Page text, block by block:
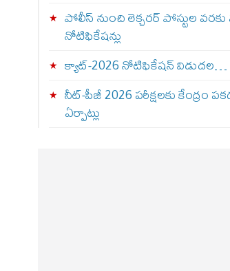
పోలీస్ నుంచి లెక్చరర్ పోస్టుల వరకు
నోటిఫికేషన్లు
క్యాట్-2026 నోటిఫికేషన్ విడుదల…
నీట్-పీజీ 2026 పరీక్షలకు కేంద్రం
ఏర్పాట్లు